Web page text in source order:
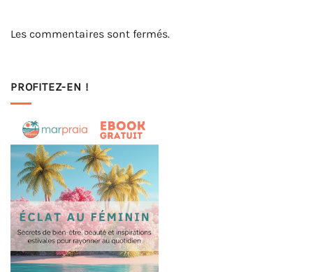
Les commentaires sont fermés.
PROFITEZ-EN !